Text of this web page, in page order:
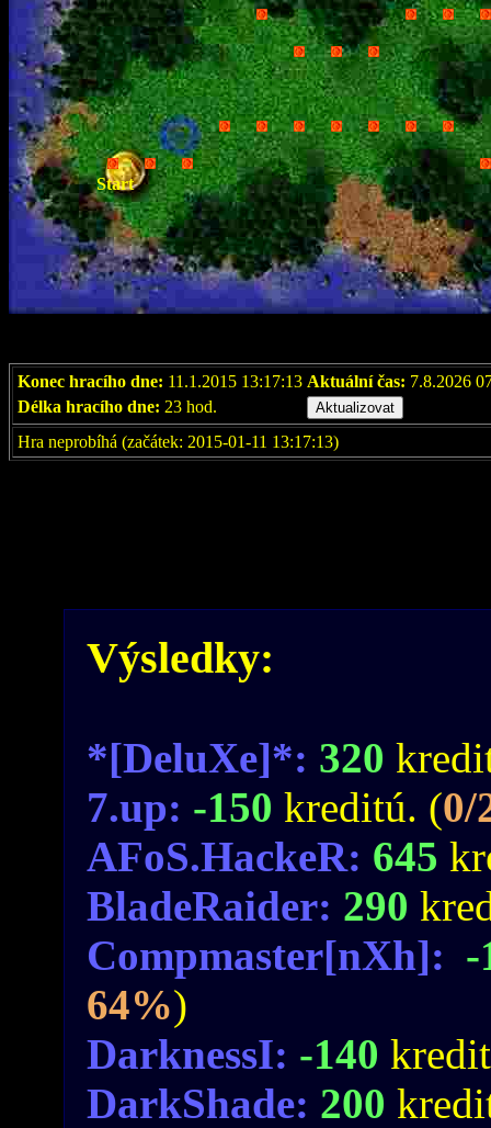
Start
Konec hracího dne: 11.1.2015 13:17:13 Aktuální čas: 7.8.2026
Délka hracího dne: 23 hod.
Hra neprobíhá (začátek: 2015-01-11 13:17:13)
Výsledky:
*[DeluXe]*: 320
7.up: -150 kreditú. (0/
AFoS.HackeR: 645
BladeRaider: 290
Compmaster[nXh]:
64%)
DarknessI: -140
DarkShade: 200